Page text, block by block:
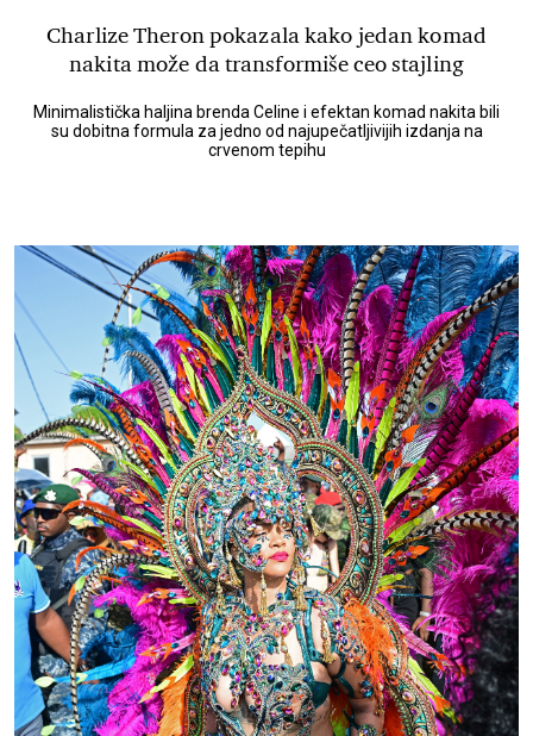
Charlize Theron pokazala kako jedan komad
nakita može da transformiše ceo stajling
Minimalistička haljina brenda Celine i efektan komad nakita bili
su dobitna formula za jedno od najupečatljivijih izdanja na
crvenom tepihu